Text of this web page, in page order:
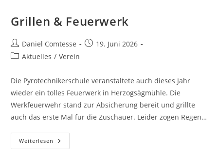
Grillen & Feuerwerk
Beitrags-
Autor:
Daniel Comtesse
Beitrag19. Juni 2026
Beitrags-
Aktuelles / Verein
Die Pyrotechnikerschule veranstaltete auch dieses Jahr
wieder ein tolles Feuerwerk in Herzogsägmühle. Die
Werkfeuerwehr stand zur Absicherung bereit und grillte
auch das erste Mal für die Zuschauer. Leider zogen Regen…
Weiterlesen Grillen
&